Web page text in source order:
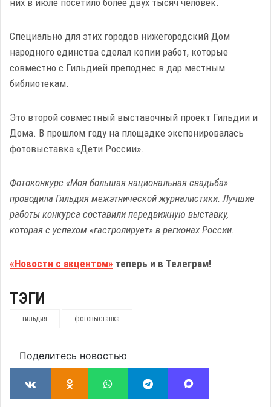
них в июле посетило более двух тысяч человек.
Специально для этих городов нижегородский Дом
народного единства сделал копии работ, которые
совместно с Гильдией преподнес в дар местным
библиотекам.
Это второй совместный выставочный проект Гильдии и
Дома. В прошлом году на площадке экспонировалась
фотовыставка «Дети России».
Фотоконкурс «Моя большая национальная свадьба»
проводила Гильдия межэтнической журналистики. Лучшие
работы конкурса составили передвижную выставку,
которая с успехом «гастролирует» в регионах России.
«Новости с акцентом» теперь и в Телеграм!
ТЭГИ
гильдия фотовыставка
Поделитесь новостью